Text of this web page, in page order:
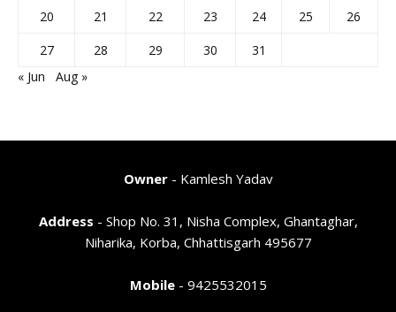
20
21 22 23 24 25
26
27
28 29 30
31
« Jun
Aug »
Owner- Kamlesh Yadav
Address - Shop No. 31, Nisha Complex, Ghantaghar,
Niharika, Korba, Chhattisgarh 495677
Mobile- 9425532015